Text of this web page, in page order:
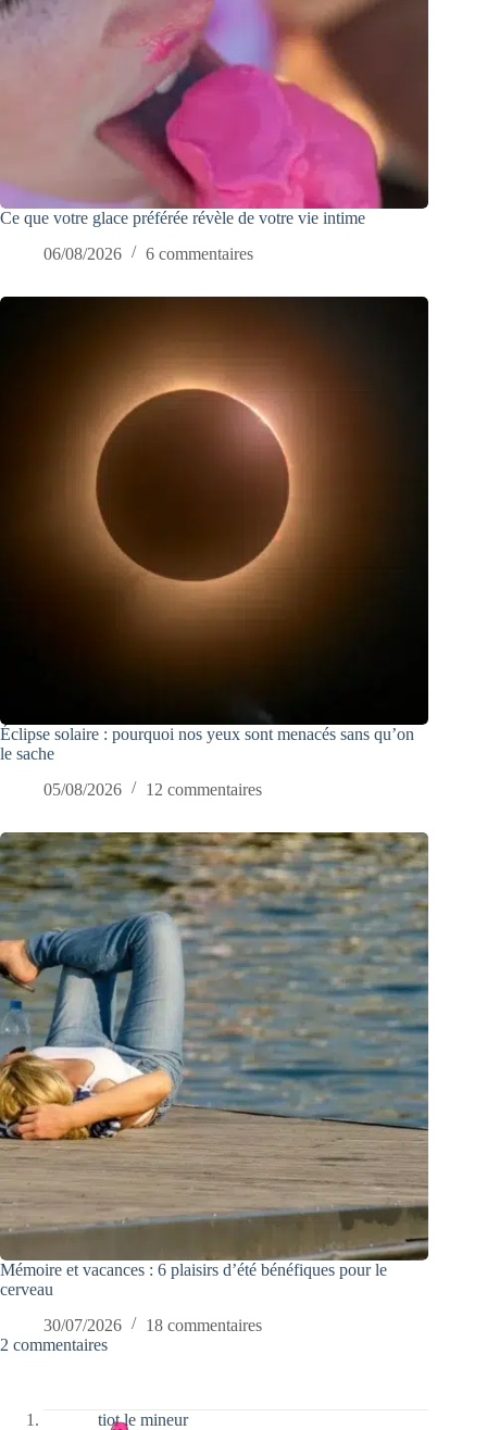
Ce que votre glace préférée révèle de votre vie intime
06/08/2026
6 commentaires
Éclipse solaire : pourquoi nos yeux sont menacés sans qu’on
le sache
05/08/2026
12 commentaires
Mémoire et vacances : 6 plaisirs d’été bénéfiques pour le
cerveau
30/07/2026
18 commentaires
2 commentaires
tiot le mineur